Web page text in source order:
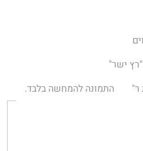
ישר"
ר"
התמונה להמחשה בלבד.